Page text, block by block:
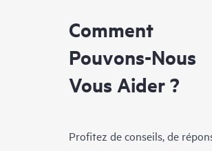
Comment
Pouvons-Nous
Vous Aider ?
Profitez de conseils, de